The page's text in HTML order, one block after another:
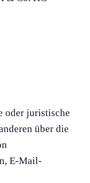
oder juristische
über die
E-Mail-